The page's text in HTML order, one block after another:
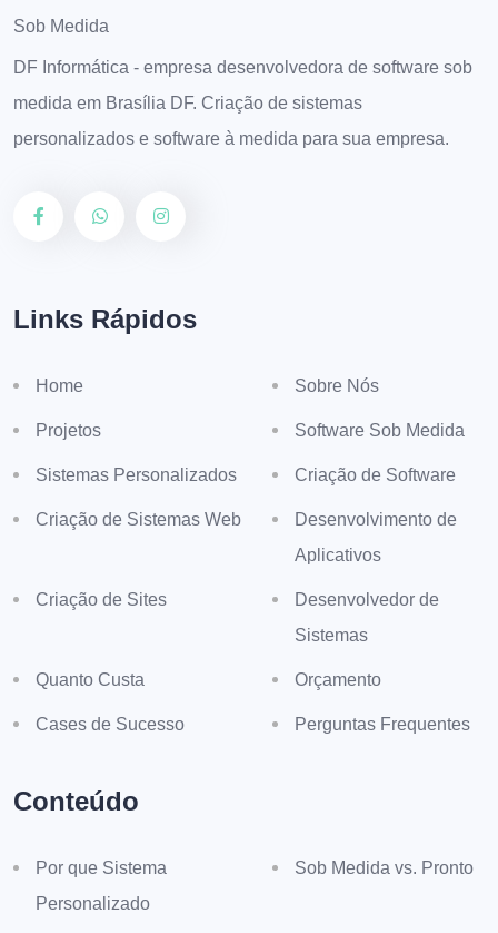
DF Informática - empresa desenvolvedora de software sob
medida em Brasília DF. Criação de sistemas
personalizados e software à medida para sua empresa.
Links Rápidos
Home Sobre Nós
Projetos Software Sob Medida
Sistemas Personalizados Criação de Software
Criação de Sistemas Web
Desenvolvimento de
Aplicativos
Criação de Sites
Desenvolvedor de
Sistemas
Quanto Custa Orçamento
Cases de Sucesso Perguntas Frequentes
Conteúdo
Por que Sistema
Personalizado
Sob Medida vs. Pronto